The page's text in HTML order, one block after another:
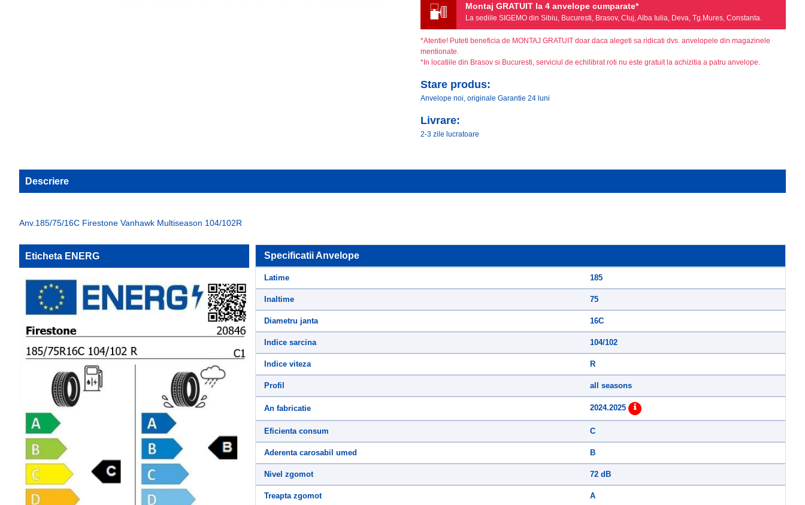
Montaj GRATUIT la 4 anvelope cumparate*
La sediile SIGEMO din Sibiu, Bucuresti, Brasov, Cluj, Alba Iulia, Deva, Tg.Mures, Constanta.
*Atentie! Puteti beneficia de MONTAJ GRATUIT doar daca alegeti sa ridicati dvs. anvelopele din magazinele
mentionate.
*In locatiile din Brasov si Bucuresti, serviciul de echilibrat roti nu este gratuit la achizitia a patru anvelope.
Stare produs:
Anvelope noi, originale Garantie 24 luni
Livrare:
2-3 zile lucratoare
Descriere
Anv.185/75/16C Firestone Vanhawk Multiseason 104/102R
Eticheta ENERG Specificatii Anvelope
Latime 185
Inaltime 75
Diametru janta 16C
Indice sarcina 104/102
Indice viteza R
Profil all seasons
An fabricatie 2024.2025
Eficienta consum C
Aderenta carosabil umed B
Nivel zgomot 72 dB
Treapta zgomot A